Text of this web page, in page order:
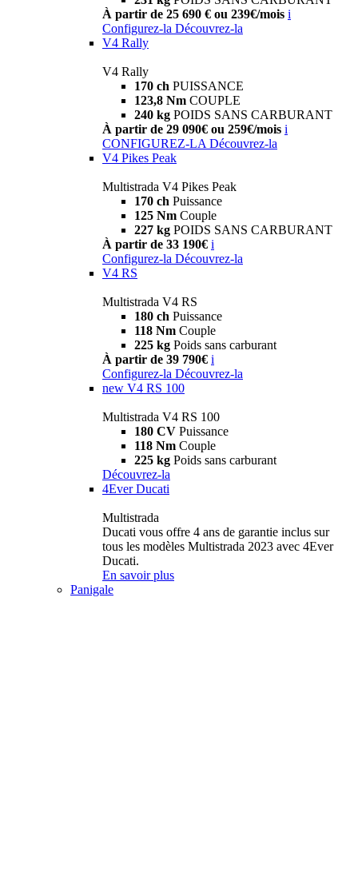
À partir de 25 690 € ou 239€/mois i
Configurez-la Découvrez-la
V4 Rally
V4 Rally
170 ch PUISSANCE
123,8 Nm COUPLE
240 kg POIDS SANS CARBURANT
À partir de 29 090€ ou 259€/mois i
CONFIGUREZ-LA Découvrez-la
V4 Pikes Peak
Multistrada V4 Pikes Peak
170 ch Puissance
125 Nm Couple
227 kg POIDS SANS CARBURANT
À partir de 33 190€ i
Configurez-la Découvrez-la
V4 RS
Multistrada V4 RS
180 ch Puissance
118 Nm Couple
225 kg Poids sans carburant
À partir de 39 790€ i
Configurez-la Découvrez-la
new V4 RS 100
Multistrada V4 RS 100
180 CV Puissance
118 Nm Couple
225 kg Poids sans carburant
Découvrez-la
4Ever Ducati
Multistrada
Ducati vous offre 4 ans de garantie inclus sur
tous les modèles Multistrada 2023 avec 4Ever
Ducati.
En savoir plus
Panigale